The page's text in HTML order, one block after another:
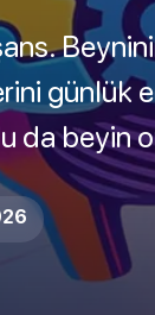
günlük
da beyin